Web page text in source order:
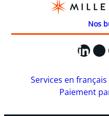
Nos
X
Services en
Paiement